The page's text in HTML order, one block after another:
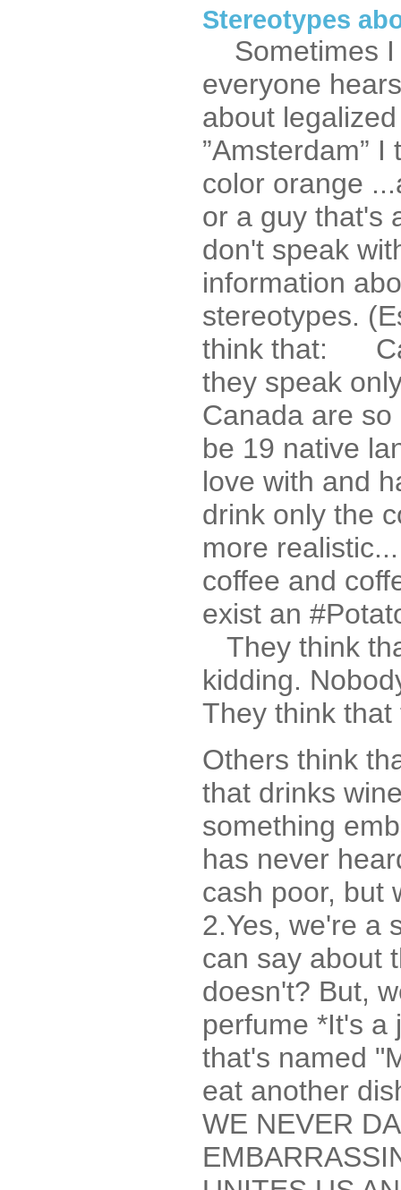
Stereotypes
Sometimes I
everyone
about
”Amsterdam”
color orange
or a guy
don't speak
information
stereotypes.
think that:
they speak
Canada are
be 19 native
love with and
drink only the
more
coffee and
exist an
They think
kidding.
They think that
Others think
that drinks
something
has never
cash poor, but
2.Yes, we're a
can say about
doesn't? But,
perfume *It's a
that's named
eat another
WE NEVER